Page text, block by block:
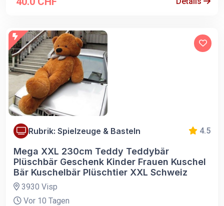
Rubrik: Spielzeuge & Basteln 4.5
Mega XXL 230cm Teddy Teddybär
Plüschbär Geschenk Kinder Frauen Kuschel
Bär Kuschelbär Plüschtier XXL Schweiz
3930 Visp
Vor 10 Tagen